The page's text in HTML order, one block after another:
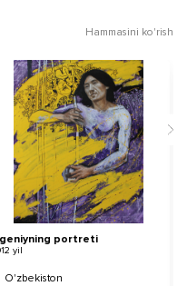
Hammasini ko'rish
portreti
yil
O'zbekiston